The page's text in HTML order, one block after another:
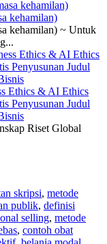
kehamilan)
kehamilan) ~ Untuk
Ethics & AI Ethics
Penyusunan Judul
Riset Global
skripsi, metode
publik, definisi
selling, metode
, contoh obat